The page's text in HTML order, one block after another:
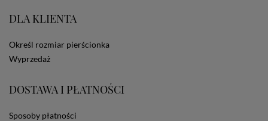
portale społecznościowe, np. Facebook). Korzystanie
dotyczących cookies oznacza, że będą one
zamieszczane w urządzeniu końcowym każdego
użytkownika. Jeżeli użytkownik nie wyraża zgody na
ustawienia swojej przeglądarki.
informacji o plikach cookies.
DLA KLIENTA
Określ rozmiar pierścionka
Wyprzedaż
DOSTAWA I PŁATNOŚCI
Sposoby płatności